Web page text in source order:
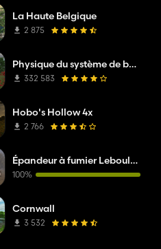
La Haute Belgique
2 875
Physique du système de boue
332 583
Hobo's Hollow 4x
2 766
Épandeur à fumier Leboulch
100%
Cornwall
3 532